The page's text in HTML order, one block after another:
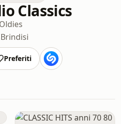
Classics
Oldies
Brindisi
Preferiti